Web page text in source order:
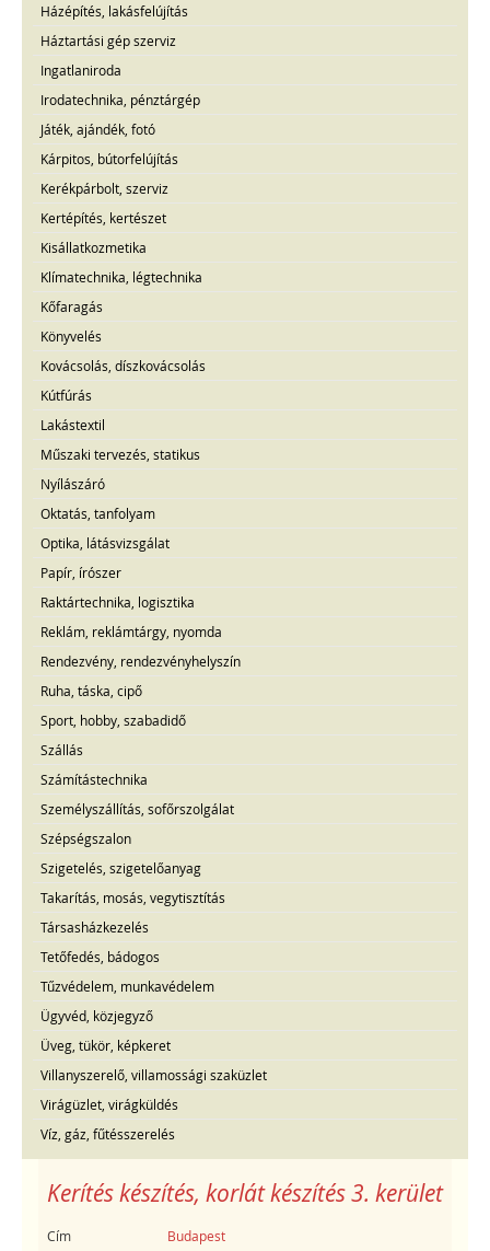
Házépítés, lakásfelújítás
Háztartási gép szerviz
Ingatlaniroda
Irodatechnika, pénztárgép
Játék, ajándék, fotó
Kárpitos, bútorfelújítás
Kerékpárbolt, szerviz
Kertépítés, kertészet
Kisállatkozmetika
Klímatechnika, légtechnika
Kőfaragás
Könyvelés
Kovácsolás, díszkovácsolás
Kútfúrás
Lakástextil
Műszaki tervezés, statikus
Nyílászáró
Oktatás, tanfolyam
Optika, látásvizsgálat
Papír, írószer
Raktártechnika, logisztika
Reklám, reklámtárgy, nyomda
Rendezvény, rendezvényhelyszín
Ruha, táska, cipő
Sport, hobby, szabadidő
Szállás
Számítástechnika
Személyszállítás, sofőrszolgálat
Szépségszalon
Szigetelés, szigetelőanyag
Takarítás, mosás, vegytisztítás
Társasházkezelés
Tetőfedés, bádogos
Tűzvédelem, munkavédelem
Ügyvéd, közjegyző
Üveg, tükör, képkeret
Villanyszerelő, villamossági szaküzlet
Virágüzlet, virágküldés
Víz, gáz, fűtésszerelés
Kerítés készítés, korlát készítés 3. kerület
Cím Budapest